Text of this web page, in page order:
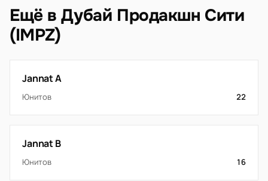
Ещё в Дубай Продакшн Сити
(IMPZ)
Jannat A
Юнитов 22
Jannat B
Юнитов 16